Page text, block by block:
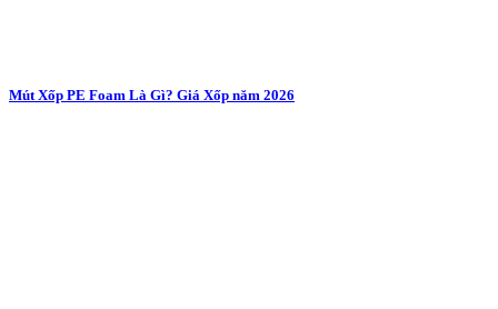
Mút Xốp PE Foam Là Gì? Giá Xốp năm 2026